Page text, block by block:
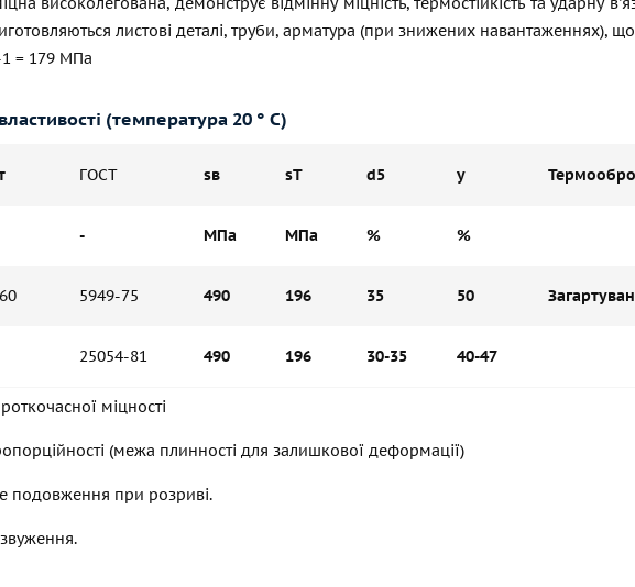
листові деталі, труби, арматура (при знижених навантаженнях),
1 = 179 МПа
(температура 20 ° С)
ГОСТ sв sT d5 y
- МПа МПа % %
5949-75 490 196 35 50
25054-81 490 196 30-35 40-47
міцності
(межа плинності для залишкової деформації)
подовження при розриві.